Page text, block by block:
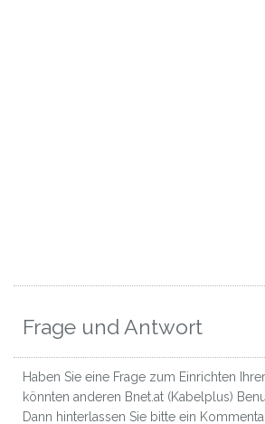
Frage und Antwort
Haben Sie eine Frage zum Einrichten
könnten anderen Bnet.at (Kabelplus)
Dann hinterlassen Sie bitte ein